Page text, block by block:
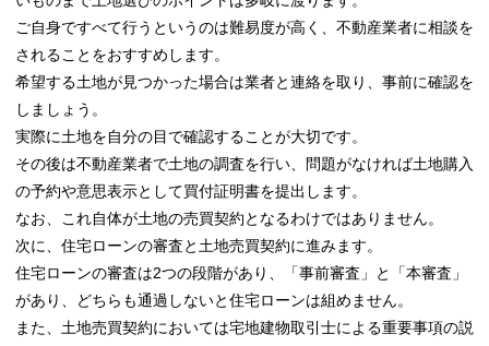
ご自身ですべて行うというのは難易度が高く、不動産業者に相談を
されることをおすすめします。
希望する土地が見つかった場合は業者と連絡を取り、事前に確認を
しましょう。
実際に土地を自分の目で確認することが大切です。
その後は不動産業者で土地の調査を行い、問題がなければ土地購入
の予約や意思表示として買付証明書を提出します。
なお、これ自体が土地の売買契約となるわけではありません。
次に、住宅ローンの審査と土地売買契約に進みます。
住宅ローンの審査は2つの段階があり、「事前審査」と「本審査」
があり、どちらも通過しないと住宅ローンは組めません。
また、土地売買契約においては宅地建物取引士による重要事項の説